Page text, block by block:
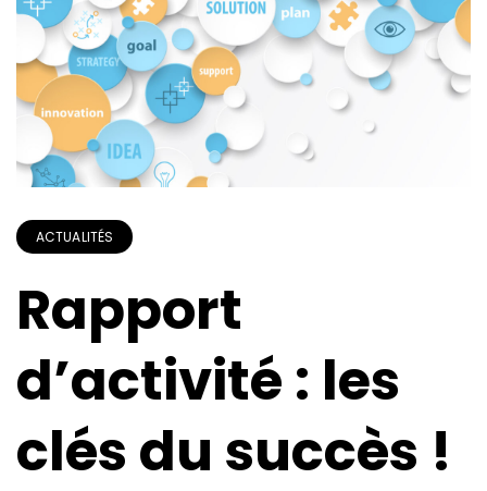
ACTUALITÉS
Rapport
d’activité : les
clés du succès !